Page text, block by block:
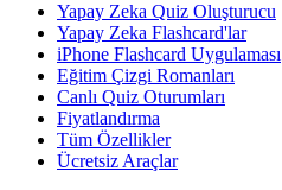
Yapay Zeka Quiz Oluşturucu
Yapay Zeka Flashcard'lar
iPhone Flashcard Uygulaması
Eğitim Çizgi Romanları
Canlı Quiz Oturumları
Fiyatlandırma
Tüm Özellikler
Ücretsiz Araçlar